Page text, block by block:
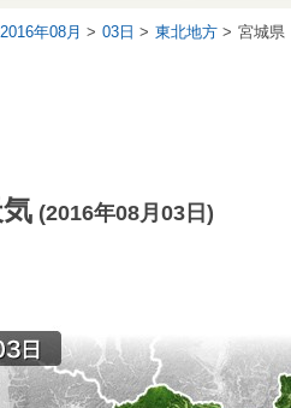
年08月 03日 東北地方 宮城県
(2016年08月03日)